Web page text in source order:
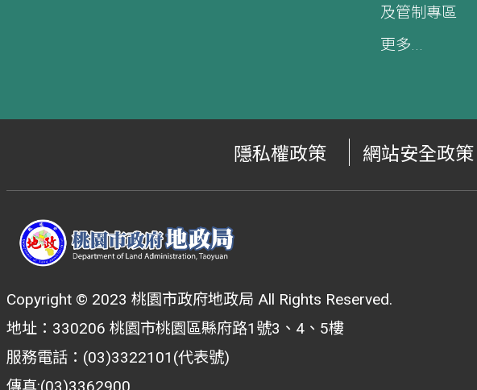
及管制專區
更多...
隱私權政策 網站安全政策
Copyright © 2023 桃園市政府地政局 All Rights Reserved.
地址：330206 桃園市桃園區縣府路1號3、4、5樓
服務電話：(03)3322101(代表號)